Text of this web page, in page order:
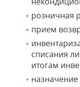
розничная
прием
списания
итогам